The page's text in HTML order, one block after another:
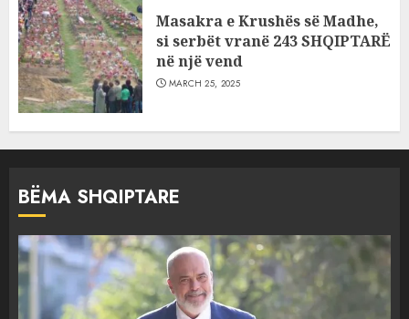
Masakra e Krushës së Madhe,
si serbët vranë 243 SHQIPTARË
në një vend
MARCH 25, 2025
BËMA SHQIPTARE